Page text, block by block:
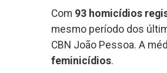
Com 93 homicídios
mesmo período dos
CBN João Pessoa. A
feminicídios.